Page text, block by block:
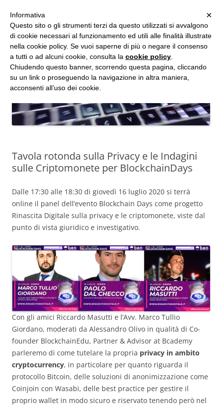
Vai
al
contenuto
Studio d'Informatica Forense
Perizie Informatiche Forensi, CTP e CTU in Processi Civili e Penali
Tavola rotonda sulla Privacy e le Indagini
sulle Criptomonete per BlockchainDays
Dalle 17:30 alle 18:30 di giovedì 16 luglio 2020 si terrà
online il panel dell’evento Blockchain Days come progetto
Rinascita Digitale sulla privacy e le criptomonete, viste dal
punto di vista giuridico e investigativo.
Con gli amici Riccardo Masutti e l’Avv. Marco Tullio
Giordano, moderati da Alessandro Olivo in qualità di Co-
founder BlockchainEdu, Partner & Advisor at Bcademy
parleremo di come tutelare la propria privacy in ambito
cryptocurrency, in particolare per quanto riguarda il
protocollo Bitcoin, delle soluzioni di anonimizzazione come
Coinjoin con Wasabi, delle best practice per gestire il
proprio wallet in modo sicuro e riservato tenendo però nel
MENU ×
Informativa
Questo sito o gli strumenti terzi da questo utilizzati si avvalgono
di cookie necessari al funzionamento ed utili alle finalità illustrate
nella cookie policy. Se vuoi saperne di più o negare il consenso
a tutti o ad alcuni cookie, consulta la cookie policy
Chiudendo questo banner, scorrendo questa pagina, cliccando
su un link o proseguendo la navigazione in altra maniera,
acconsenti all’uso dei cookie.